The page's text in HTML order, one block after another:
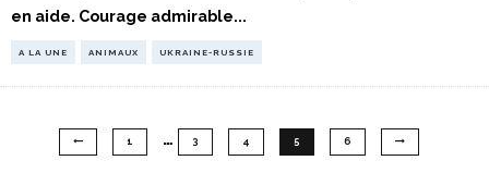
en aide. Courage admirable...
A LA UNE ANIMAUX UKRAINE-RUSSIE
1 … 3 4 5 6